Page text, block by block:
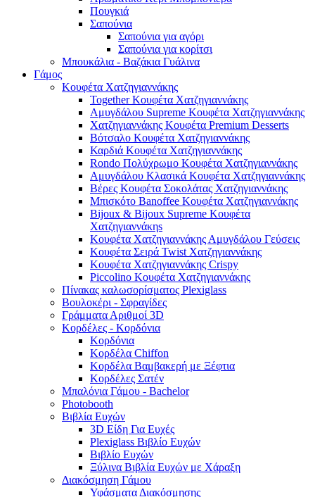
Πουγκιά
Σαπούνια
Σαπούνια για αγόρι
Σαπούνια για κορίτσι
Μπουκάλια - Βαζάκια Γυάλινα
Γάμος
Κουφέτα Χατζηγιαννάκης
Together Κουφέτα Χατζηγιαννάκης
Αμυγδάλου Supreme Κουφέτα Χατζηγιαννάκης
Χατζηγιαννάκης Κουφέτα Premium Desserts
Βότσαλο Κουφέτα Χατζηγιαννάκης
Καρδιά Κουφέτα Χατζηγιαννάκης
Rondo Πολύχρωμο Κουφέτα Χατζηγιαννάκης
Αμυγδάλου Κλασικά Κουφέτα Χατζηγιαννάκης
Βέρες Κουφέτα Σοκολάτας Χατζηγιαννάκης
Μπισκότο Banoffee Κουφέτα Χατζηγιαννάκης
Bijoux & Bijoux Supreme Κουφέτα
Χατζηγιαννάκηs
Κουφέτα Χατζηγιαννάκης Αμυγδάλου Γεύσεις
Κουφέτα Σειρά Twist Χατζηγιαννάκης
Κουφέτα Χατζηγιαννάκης Crispy
Piccolino Κουφέτα Χατζηγιαννάκης
Πίνακας καλωσορίσματος Plexiglass
Βουλοκέρι - Σφραγίδες
Γράμματα Αριθμοί 3D
Κορδέλες - Κορδόνια
Κορδόνια
Κορδέλα Chiffon
Κορδέλα Βαμβακερή με Ξέφτια
Κορδέλες Σατέν
Μπαλόνια Γάμου - Bachelor
Photobooth
Βιβλία Ευχών
3D Είδη Για Ευχές
Plexiglass Βιβλίο Ευχών
Βιβλίο Ευχών
Ξύλινα Βιβλία Ευχών με Χάραξη
Διακόσμηση Γάμου
Υφάσματα Διακόσμησης